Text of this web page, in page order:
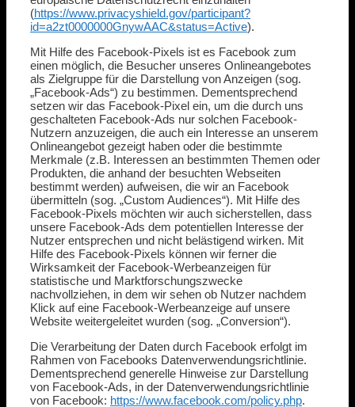
(https://www.privacyshield.gov/participant?
id=a2zt0000000GnywAAC&status=Active).
Mit Hilfe des Facebook-Pixels ist es Facebook zum
einen möglich, die Besucher unseres Onlineangebotes
als Zielgruppe für die Darstellung von Anzeigen (sog.
„Facebook-Ads“) zu bestimmen. Dementsprechend
setzen wir das Facebook-Pixel ein, um die durch uns
geschalteten Facebook-Ads nur solchen Facebook-
Nutzern anzuzeigen, die auch ein Interesse an unserem
Onlineangebot gezeigt haben oder die bestimmte
Merkmale (z.B. Interessen an bestimmten Themen oder
Produkten, die anhand der besuchten Webseiten
bestimmt werden) aufweisen, die wir an Facebook
übermitteln (sog. „Custom Audiences“). Mit Hilfe des
Facebook-Pixels möchten wir auch sicherstellen, dass
unsere Facebook-Ads dem potentiellen Interesse der
Nutzer entsprechen und nicht belästigend wirken. Mit
Hilfe des Facebook-Pixels können wir ferner die
Wirksamkeit der Facebook-Werbeanzeigen für
statistische und Marktforschungszwecke
nachvollziehen, in dem wir sehen ob Nutzer nachdem
Klick auf eine Facebook-Werbeanzeige auf unsere
Website weitergeleitet wurden (sog. „Conversion“).
Die Verarbeitung der Daten durch Facebook erfolgt im
Rahmen von Facebooks Datenverwendungsrichtlinie.
Dementsprechend generelle Hinweise zur Darstellung
von Facebook-Ads, in der Datenverwendungsrichtlinie
von Facebook: https://www.facebook.com/policy.php.